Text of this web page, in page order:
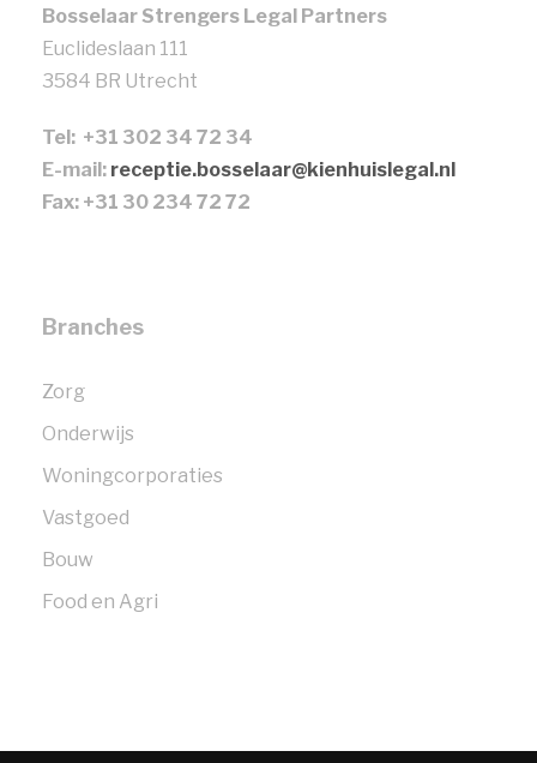
Bosselaar Strengers Legal Partners
Euclideslaan 111
3584 BR Utrecht
Tel: +31 302 34 72 34
E-mail: receptie.bosselaar@kienhuislegal.nl
Fax: +31 30 234 72 72
Branches
Zorg
Onderwijs
Woningcorporaties
Vastgoed
Bouw
Food en Agri